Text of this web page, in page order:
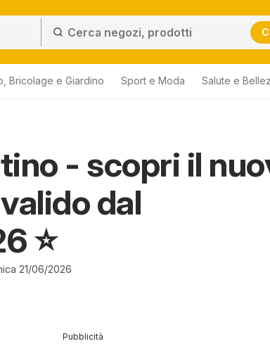
Bricolage e Giardino Sport e Moda Salute e
- scopri il
dal
⭐️
21/06/2026
Pubblicità